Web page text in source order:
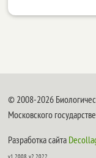
© 2008-2026
Московского
Разработка сайта